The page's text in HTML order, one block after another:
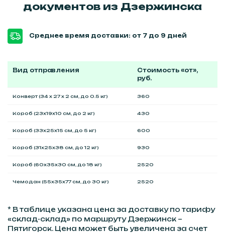
документов из Дзержинска
Среднее время доставки: от 7 до 9 дней
Вид отправления
Стоимость «от»,
руб.
Конверт (34 x 27 x 2 см, до 0.5 кг) 360
Короб (23x19x10 см, до 2 кг) 430
Короб (33x25x15 см, до 5 кг) 600
Короб (31x25x38 см, до 12 кг) 930
Короб (60x35x30 см, до 18 кг) 2520
Чемодан (55x35x77 см, до 30 кг) 2520
* В таблице указана цена за доставку по тарифу
«склад-склад» по маршруту Дзержинск –
Пятигорск. Цена может быть увеличена за счет